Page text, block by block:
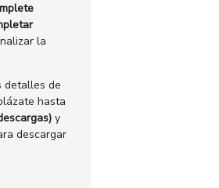
la
detalles de
hasta
y
descargar